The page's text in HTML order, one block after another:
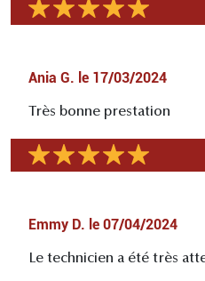
Ania G. le 17/03/2024
Très bonne prestation
Emmy D. le 07/04/2024
Le technicien a été très